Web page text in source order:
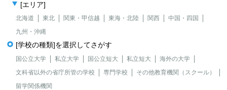
[エリア]
北海道 東北 関東・甲信越 東海・北陸 関西
中国・四国
九州・沖縄
[学校の種類]を選択してさがす
国公立大学 私立大学 国公立短大 私立短大
海外の大学
文科省以外の省庁所管の学校
専門学校
その他教育機関（スクール）
留学関係機関